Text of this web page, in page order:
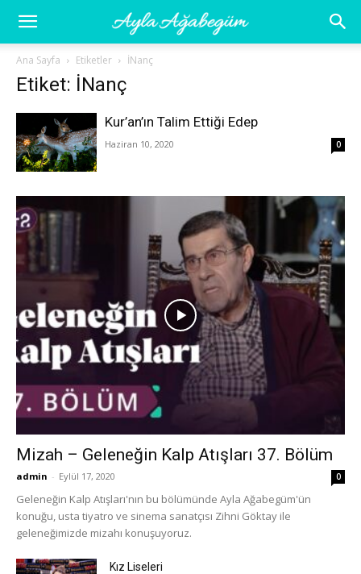
Ayla
Ağabegüm
Ana Sayfa Etiketler İNanç
Etiket: İNanç
Kur’an’ın Talim Ettiği Edep
Haziran 10, 2020 0
Mizah – Geleneğin Kalp Atışları 37. Bölüm
admin - Eylül 17, 2020 0
Geleneğin Kalp Atışları'nın bu bölümünde Ayla Ağabegüm'ün
konuğu, usta tiyatro ve sinema sanatçısı Zihni Göktay ile
geleneğimizde mizahı konuşuyoruz.
Kız Liseleri